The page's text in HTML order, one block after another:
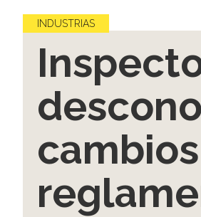
INDUSTRIAS